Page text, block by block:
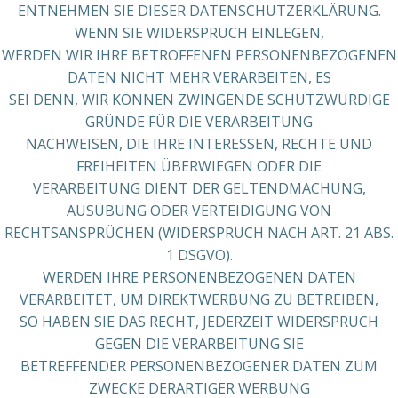
ENTNEHMEN SIE DIESER DATENSCHUTZERKLÄRUNG.
WENN SIE WIDERSPRUCH EINLEGEN,
WERDEN WIR IHRE BETROFFENEN PERSONENBEZOGENEN
DATEN NICHT MEHR VERARBEITEN, ES
SEI DENN, WIR KÖNNEN ZWINGENDE SCHUTZWÜRDIGE
GRÜNDE FÜR DIE VERARBEITUNG
NACHWEISEN, DIE IHRE INTERESSEN, RECHTE UND
FREIHEITEN ÜBERWIEGEN ODER DIE
VERARBEITUNG DIENT DER GELTENDMACHUNG,
AUSÜBUNG ODER VERTEIDIGUNG VON
RECHTSANSPRÜCHEN (WIDERSPRUCH NACH ART. 21 ABS.
1 DSGVO).
WERDEN IHRE PERSONENBEZOGENEN DATEN
VERARBEITET, UM DIREKTWERBUNG ZU BETREIBEN,
SO HABEN SIE DAS RECHT, JEDERZEIT WIDERSPRUCH
GEGEN DIE VERARBEITUNG SIE
BETREFFENDER PERSONENBEZOGENER DATEN ZUM
ZWECKE DERARTIGER WERBUNG